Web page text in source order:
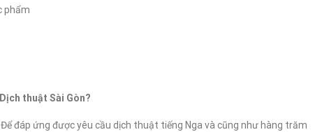
phẩm
thuật Sài Gòn?
Để đáp ứng được yêu cầu dịch thuật tiếng Nga và cũng như hàng trăm